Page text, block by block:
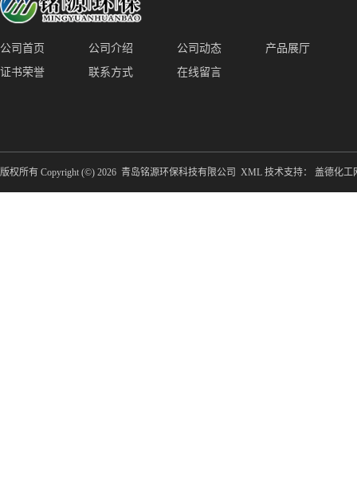
公司首页 公司介绍 公司动态
产品展厅
证书荣誉
联系方式 在线留言
版权所有 Copyright (©) 2026 青岛铭源环保科技有限公司 XML 技术支持： 盖德化工